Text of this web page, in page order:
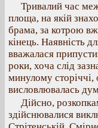
Тривалий час
площа, на якій
брама, за котрою
кінець. Наявність
вважалася
роки, хоча слід
минулому
висловлювалась
Дійсно,
здійснювалися